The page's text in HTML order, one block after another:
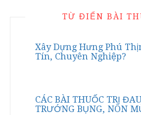
TỪ ĐIỂN BÀI
Xây Dựng Hưng Phú
Tín, Chuyên Nghiệp?
CÁC BÀI THUỐC TRỊ
TRƯỚNG BỤNG, NÔN